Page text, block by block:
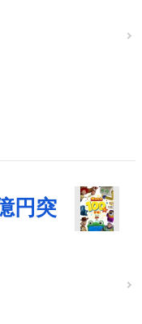
円突